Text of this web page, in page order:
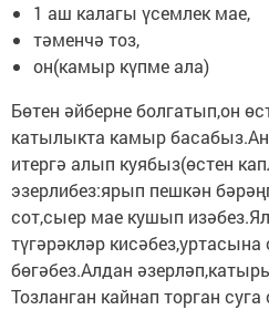
1 аш калагы үсемлек мае,
тәменчә тоз,
он(камыр күпме ала)
Бөтен әйберне болгатып,он
катылыкта камыр
итергә алып куябыз(өстен
эзерлибез:ярып пешкән
сот,сыер мае кушып
түгәрәкләр
бөгәбез.Алдан
Тозланган кайнап торган